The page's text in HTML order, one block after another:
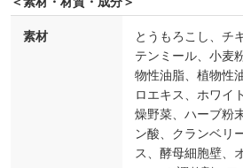
素材
とうもろこし、チ
テンミール、小麦
物性油脂、植物性
ロエキス、ホワイ
燥野菜、ハーブ粉
ン酸、クランベリ
ス、酵母細胞壁、